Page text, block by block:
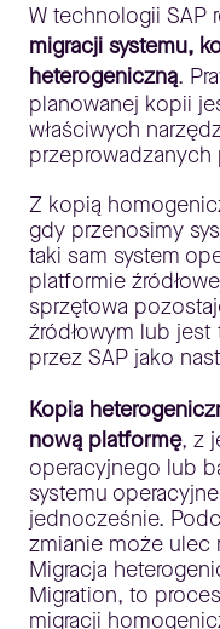
W technologii SAP
migracji systemu,
heterogeniczną.
planowanej kopii
właściwych
przeprowadzanych
Z kopią
gdy przenosimy
taki sam system
platformie
sprzętowa
źródłowym lub
przez SAP jako
Kopia
nową platformę, z
operacyjnego lub
systemu
jednocześnie.
zmianie może ulec
Migracja
Migration, to
migracji